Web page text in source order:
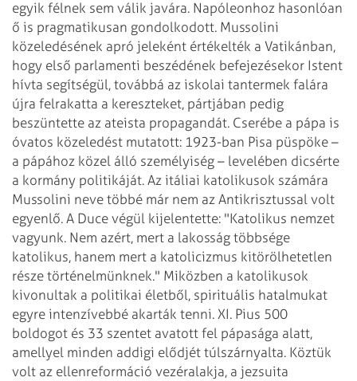
egyik félnek sem válik javára. Napóleonhoz hasonlóan
ő is pragmatikusan gondolkodott. Mussolini
közeledésének apró jeleként értékelték a Vatikánban,
hogy első parlamenti beszédének befejezésekor Istent
hívta segítségül, továbbá az iskolai tantermek falára
újra felrakatta a kereszteket, pártjában pedig
beszüntette az ateista propagandát. Cserébe a pápa is
óvatos közeledést mutatott: 1923-ban Pisa püspöke –
a pápához közel álló személyiség – levelében dicsérte
a kormány politikáját. Az itáliai katolikusok számára
Mussolini neve többé már nem az Antikrisztussal volt
egyenlő. A Duce végül kijelentette: "Katolikus nemzet
vagyunk. Nem azért, mert a lakosság többsége
katolikus, hanem mert a katolicizmus kitörölhetetlen
része történelmünknek." Miközben a katolikusok
kivonultak a politikai életből, spirituális hatalmukat
egyre intenzívebbé akarták tenni. XI. Pius 500
boldogot és 33 szentet avatott fel pápasága alatt,
amellyel minden addigi elődjét túlszárnyalta. Köztük
volt az ellenreformáció vezéralakja, a jezsuita